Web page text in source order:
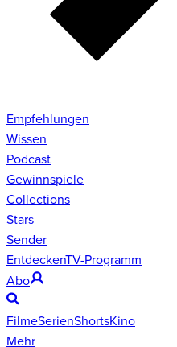
Empfehlungen
Wissen
Podcast
Gewinnspiele
Collections
Stars
Sender
EntdeckenTV-Programm
Abo
FilmeSerienShortsKino
Mehr